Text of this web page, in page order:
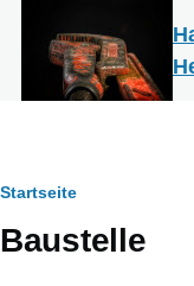
Pfadnavigation
Startseite
Baustelle